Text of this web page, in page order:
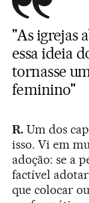
"As igrejas
essa ideia
tornasse
feminino"
R.Um dos
isso. Vi em
adoção: se a
factível
que colocar